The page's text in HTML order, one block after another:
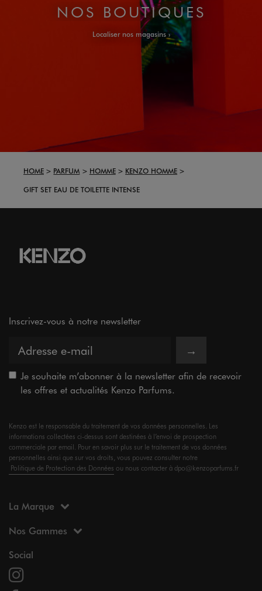
NOS BOUTIQUES
Localiser nos magasins
HOME PARFUM HOMME
KENZO HOMME
GIFT SET EAU DE TOILETTE INTENSE
Inscrivez-vous à notre newsletter
→
Je souhaite m’abonner à la newsletter afin de recevoir
les offres et actualités Kenzo Parfums.
Kenzo est le responsable du traitement de vos données personnelles. Les
informations collectées ci-dessus sont destinées à l’envoi de prospection
commerciale par email. Pour en savoir plus sur le traitement de vos données
personnelles ainsi que sur vos droits, vous pouvez consulter notre
Politique de Protection des Données ou nous contacter à dpo@kenzoparfums.fr
La Marque
Nos Gammes
Social